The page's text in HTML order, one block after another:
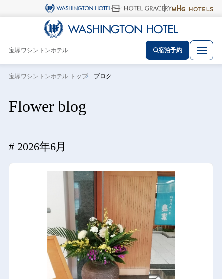
宝塚ワシントンホテル 宿泊予約
宝塚ワシントンホテル トップ ブログ
Flower blog
2026年6月